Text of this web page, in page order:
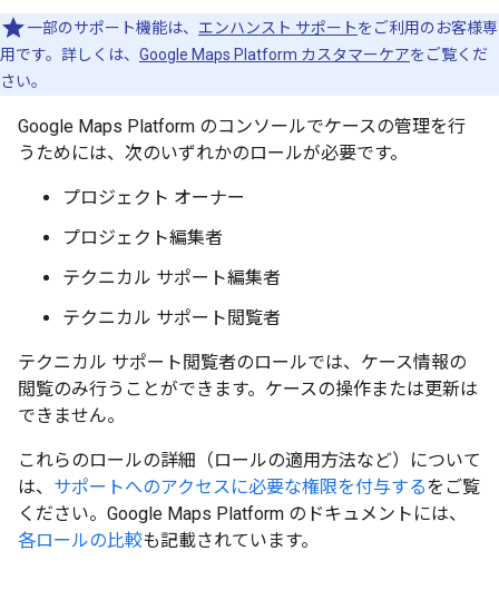
一部のサポート機能は、 エンハンスト サポートをご利用のお客様専
用です。詳しくは、 Google Maps Platform カスタマーケアをご覧くだ
さい。
Google Maps Platform のコンソールでケースの管理を行
うためには、次のいずれかのロールが必要です。
プロジェクト オーナー
プロジェクト編集者
テクニカル サポート編集者
テクニカル サポート閲覧者
テクニカル サポート閲覧者のロールでは、ケース情報の
閲覧のみ行うことができます。ケースの操作または更新は
できません。
これらのロールの詳細（ロールの適用方法など）について
は、 サポートへのアクセスに必要な権限を付与するをご覧
ください。Google Maps Platform のドキュメントには、
各ロールの比較も記載されています。